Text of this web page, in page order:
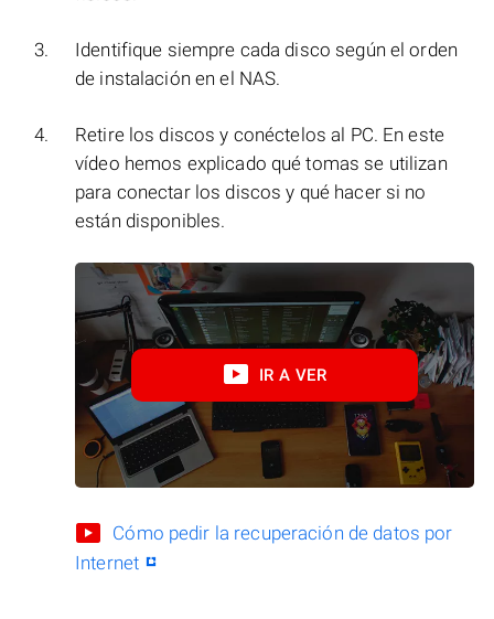
Identifique siempre cada disco según el orden
de instalación en el NAS.
Retire los discos y conéctelos al PC. En este
vídeo hemos explicado qué tomas se utilizan
para conectar los discos y qué hacer si no
están disponibles.
IR A VER
Cómo pedir la recuperación de datos por
Internet